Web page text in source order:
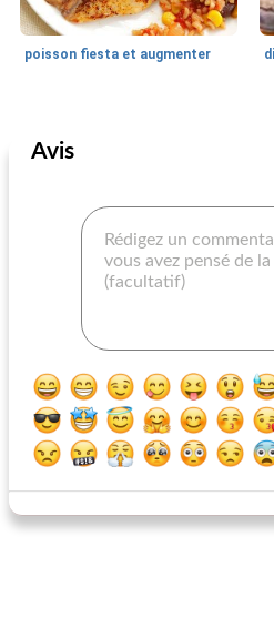
poisson fiesta et augmenter
Avis